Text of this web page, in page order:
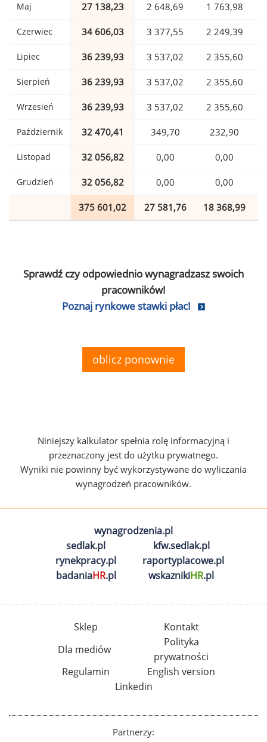
Maj 27 138,23 2 648,69 1 763,98
Czerwiec 34 606,03 3 377,55 2 249,39
Lipiec 36 239,93 3 537,02 2 355,60
Sierpień 36 239,93 3 537,02 2 355,60
Wrzesień 36 239,93 3 537,02 2 355,60
Październik 32 470,41 349,70 232,90
Listopad 32 056,82 0,00 0,00
Grudzień 32 056,82 0,00 0,00
375 601,02 27 581,76 18 368,99
Sprawdź czy odpowiednio wynagradzasz swoich
pracowników!
Poznaj rynkowe stawki płac!
oblicz ponownie
Niniejszy kalkulator spełnia rolę informacyjną i
przeznaczony jest do użytku prywatnego.
Wyniki nie powinny być wykorzystywane do wyliczania
wynagrodzeń pracowników.
wynagrodzenia.pl
sedlak.pl
kfw.sedlak.pl
rynekpracy.pl
raportyplacowe.pl
badaniaHR.pl wskaznikiHR.pl
Sklep
Kontakt
Dla mediów
Polityka
prywatności
Regulamin
English version
Linkedin
Partnerzy: